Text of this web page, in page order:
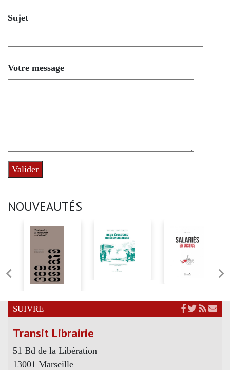
Sujet
Votre message
Valider
NOUVEAUTÉS
SUIVRE
Transit Librairie
51 Bd de la Libération
13001 Marseille